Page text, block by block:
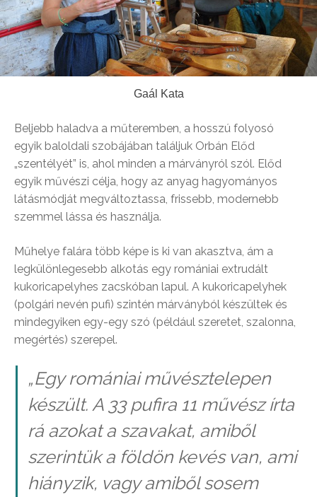
Gaál Kata
Beljebb haladva a műteremben, a hosszú folyosó
egyik baloldali szobájában találjuk Orbán Előd
„szentélyét” is, ahol minden a márványról szól. Előd
egyik művészi célja, hogy az anyag hagyományos
látásmódját megváltoztassa, frissebb, modernebb
szemmel lássa és használja.
Műhelye falára több képe is ki van akasztva, ám a
legkülönlegesebb alkotás egy romániai extrudált
kukoricapelyhes zacskóban lapul. A kukoricapelyhek
(polgári nevén pufi) szintén márványból készültek és
mindegyiken egy-egy szó (például szeretet, szalonna,
megértés) szerepel.
„Egy romániai művésztelepen
készült. A 33 pufira 11 művész írta
rá azokat a szavakat, amiből
szerintük a földön kevés van, ami
hiányzik, vagy amiből sosem